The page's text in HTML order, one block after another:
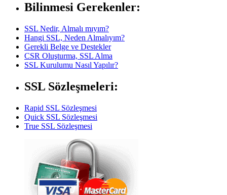
Bilinmesi Gerekenler:
SSL Nedir, Almalı mıyım?
Hangi SSL, Neden Almalıyım?
Gerekli Belge ve Destekler
CSR Oluşturma, SSL Alma
SSL Kurulumu Nasıl Yapılır?
SSL Sözleşmeleri:
Rapid SSL Sözleşmesi
Quick SSL Sözleşmesi
True SSL Sözleşmesi